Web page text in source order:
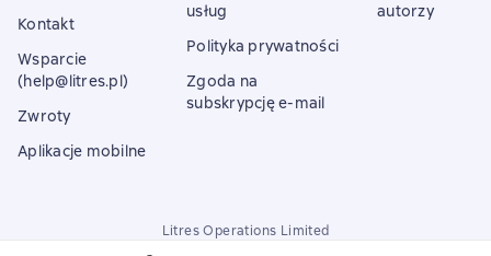
Kontakt
Wsparcie
(help@litres.pl)
Zwroty
Aplikacje mobilne
usług
Polityka prywatności
Zgoda na
subskrypcję e-mail
autorzy
Litres Operations Limited